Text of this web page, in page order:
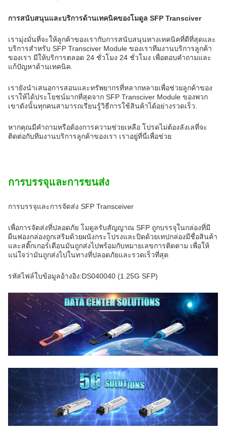
การสนับสนุนและบริการด้านเทคนิคของโมดูล SFP Transciver
เรามุ่งมั่นที่จะให้ลูกค้าของเรากับการสนับสนุนทางเทคนิคที่ดีที่สุดและ
บริการสําหรับ SFP Transciver Module ของเราทีมงานบริการลูกค้า
ของเรา มีให้บริการตลอด 24 ชั่วโมง 24 ชั่วโมง เพื่อตอบคําถามและ
แก้ปัญหาด้านเทคนิค.
เรายังนําเสนอการสอนและทรัพยากรที่หลากหลายเพื่อช่วยลูกค้าของ
เราให้ได้ประโยชน์มากที่สุดจาก SFP Transciver Module ของพวก
เขาดังนั้นทุกคนสามารถเรียนรู้วิธีการใช้สินค้าได้อย่างรวดเร็ว.
หากคุณมีคําถามหรือต้องการความช่วยเหลือ โปรดไม่ต้องลังเลที่จะ
ติดต่อกับทีมงานบริการลูกค้าของเรา เราอยู่ที่นี่เพื่อช่วย
การบรรจุและการขนส่ง
การบรรจุและการจัดส่ง SFP Transceiver
เพื่อการจัดส่งที่ปลอดภัย โมดูลรับสัญญาณ SFP ถูกบรรจุในกล่องที่มี
ผืนฟองกล่องถูกเสริมด้วยผนังกระโปรงและปิดด้วยเทปกล่องมีชื่อสินค้า
และสติ๊กเกอร์เตือนมันถูกส่งไปพร้อมกับหมายเลขการติดตาม เพื่อให้
แน่ใจว่ามันถูกส่งไปในทางที่ปลอดภัยและรวดเร็วที่สุด
รหัสไฟล์ใบข้อมูลอ้างอิง:DS040040 (1.25G SFP)